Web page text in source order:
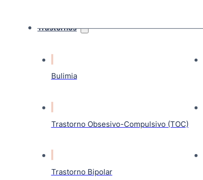
Trastornos
Bulimia
Trastorno Obsesivo-Compulsivo (TOC)
Trastorno Bipolar